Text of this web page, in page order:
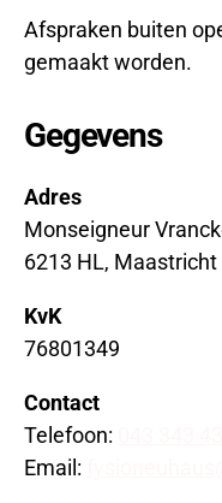
Afspraken buiten
gemaakt worden.
Gegevens
Adres
Monseigneur
6213 HL, Maastricht
KvK
76801349
Contact
Telefoon:
Email: